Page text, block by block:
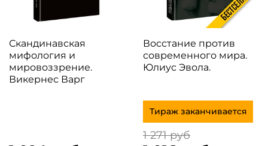
Скандинавская
мифология и
мировоззрение.
Викернес Варг
Восстание против
современного мира.
Юлиус Эвола.
Тираж заканчивается
1 271 руб